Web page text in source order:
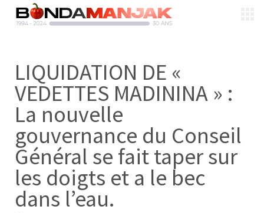
LIQUIDATION DE «
VEDETTES MADININA » :
La nouvelle
gouvernance du Conseil
Général se fait taper sur
les doigts et a le bec
dans l’eau.